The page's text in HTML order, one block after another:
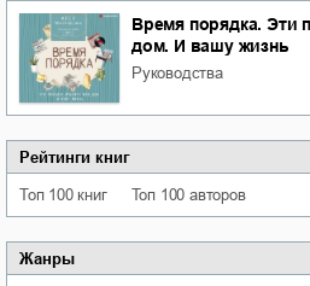
Время порядка. Эти
дом. И вашу жизнь
руководства
Рейтинги книг
Топ 100 книг Топ 100 авторов
Жанры